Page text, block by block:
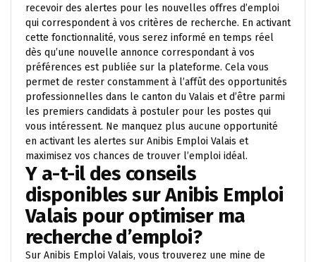
recevoir des alertes pour les nouvelles offres d’emploi
qui correspondent à vos critères de recherche. En activant
cette fonctionnalité, vous serez informé en temps réel
dès qu’une nouvelle annonce correspondant à vos
préférences est publiée sur la plateforme. Cela vous
permet de rester constamment à l’affût des opportunités
professionnelles dans le canton du Valais et d’être parmi
les premiers candidats à postuler pour les postes qui
vous intéressent. Ne manquez plus aucune opportunité
en activant les alertes sur Anibis Emploi Valais et
maximisez vos chances de trouver l’emploi idéal.
Y a-t-il des conseils
disponibles sur Anibis Emploi
Valais pour optimiser ma
recherche d’emploi?
Sur Anibis Emploi Valais, vous trouverez une mine de